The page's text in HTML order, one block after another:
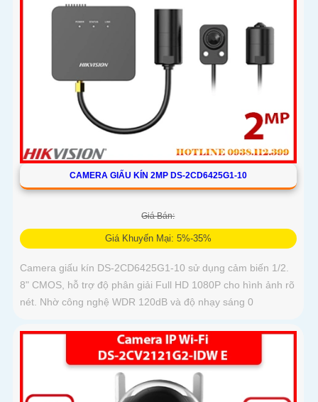
CAMERA GIẤU KÍN 2MP DS-2CD6425G1-10
Giá Bán:
Giá Khuyến Mại: 5%-35%
Camera giấu kín DS-2CD6425G1-10 sử dụng cảm biến 1/2.
8" CMOS, hỗ trợ độ phân giải Full HD 1080P cho hình ảnh rõ
nét. Nhờ công nghệ WDR 120dB và độ nhạy sáng 0